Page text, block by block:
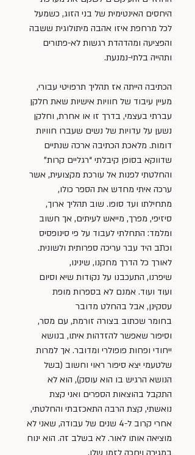
היחסים האינטימית של בני הזוג, כשמעל
לכל מרחפת איזו אהבה מיתולוגית ששבה
והפציעה ומהדהדת רגשות לא-פתורים
ותהייה בלתי-נמנעת.
הכתיבה הייתה אז תהליך תרפויטי עבורי,
מעיין עיבוד של חוויות אישיות שאת חלקן
עברתי בעצמי, בדרך זו או אחרת, וחלקן
נשען על עדויות של נשים שעברו חוויות
דומות. מלאכת הכתיבה ארכה שנתיים
שדווקא בסופן קיבלתי “רגליים קרות”
והחלטתי לפנות אל עורכת מקצועית, אשר
ערכה איתי מחדש את הספר כולו,
מתחילתו ועד סופו. שוב תהליך ארוך,
סיזיפי, מפרך, מייאש לעיתים, אך חשוב
ומלמד: התחלתי לעבוד על פי סינופסיס
וכתב היד עבר עריכה ספרותית ולשונית.
לאורך כל הדרך מחקנו, שינינו,
שיפרנו, התעכבנו על נקודות שיא וסיום
ועוד ועוד. אמנם לא בספרות מופת
עסקינן, אבל בהחלט מדובר
בחומר שכתוב בצורה זורמת, עם מסר,
וסיפור שאפשר להזדהות איתו, בנושא
ייחודי ופחות פופולרי ומדובר. אך למרות
שלטעמי יצא סיפור ראוי וחשוב (בשל
הנושא הרגיש בו הוא עוסק), הוא לא
התקבל בהוצאות הספרים ואני קצת
נואשתי, קצת הרבה התאכזבתי והחלטתי,
אחרי קרוב ל-4 שנים של עבודה, שאני לא
מוציאה אותו לאור. לא בשלב זה. הוא ינוח